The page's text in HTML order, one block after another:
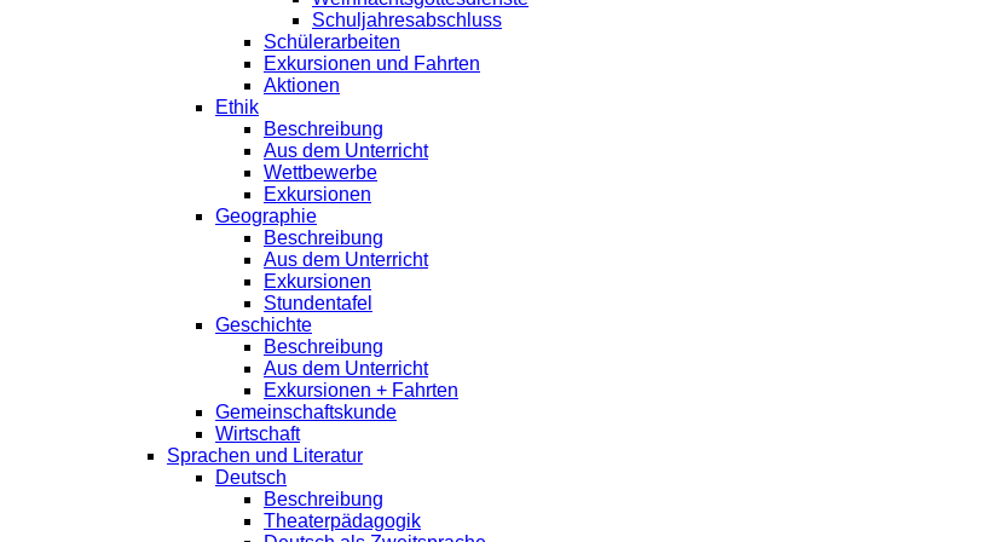
Schuljahresabschluss
Schülerarbeiten
Exkursionen und Fahrten
Aktionen
Ethik
Beschreibung
Aus dem Unterricht
Wettbewerbe
Exkursionen
Geographie
Beschreibung
Aus dem Unterricht
Exkursionen
Stundentafel
Geschichte
Beschreibung
Aus dem Unterricht
Exkursionen + Fahrten
Gemeinschaftskunde
Wirtschaft
Sprachen und Literatur
Deutsch
Beschreibung
Theaterpädagogik